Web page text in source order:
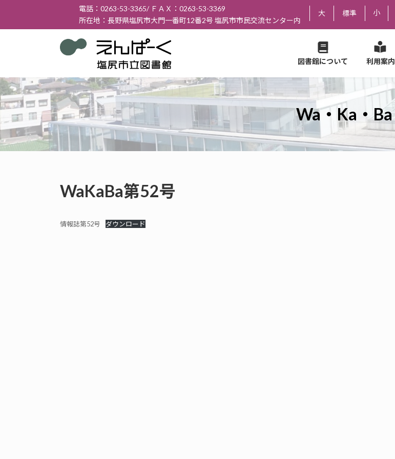
テ
ス
キ
ッ
ゲ
ン
に
移
電話：0263-53-3365/ ＦＡＸ：0263-53-3369
所在地：長野県塩尻市大門一番町12番2号 塩尻市市民交流センター内
大 標準 小
図書館について 利用案内
Wa・Ka・Ba
WaKaBa第52号
情報誌第52号 ダウンロード